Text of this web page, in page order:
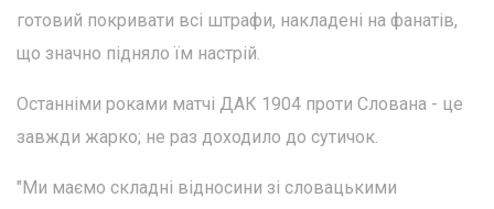
готовий покривати всі штрафи, накладені на фанатів,
що значно підняло їм настрій.
Останніми роками матчі ДАК 1904 проти Слована - це
завжди жарко; не раз доходило до сутичок.
"Ми маємо складні відносини зі словацькими